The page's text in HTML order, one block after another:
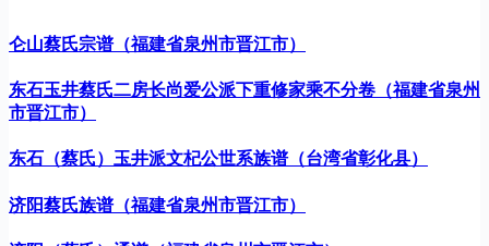
仑山蔡氏宗谱（福建省泉州市晋江市）
东石玉井蔡氏二房长尚爱公派下重修家乘不分卷（福建省泉州
市晋江市）
东石（蔡氏）玉井派文杞公世系族谱（台湾省彰化县）
济阳蔡氏族谱（福建省泉州市晋江市）